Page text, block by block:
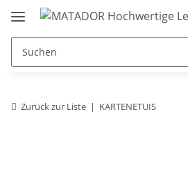
Zurück zur Liste KARTENETUIS